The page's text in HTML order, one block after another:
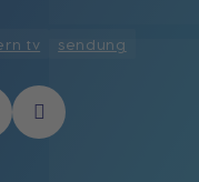
tv sendung